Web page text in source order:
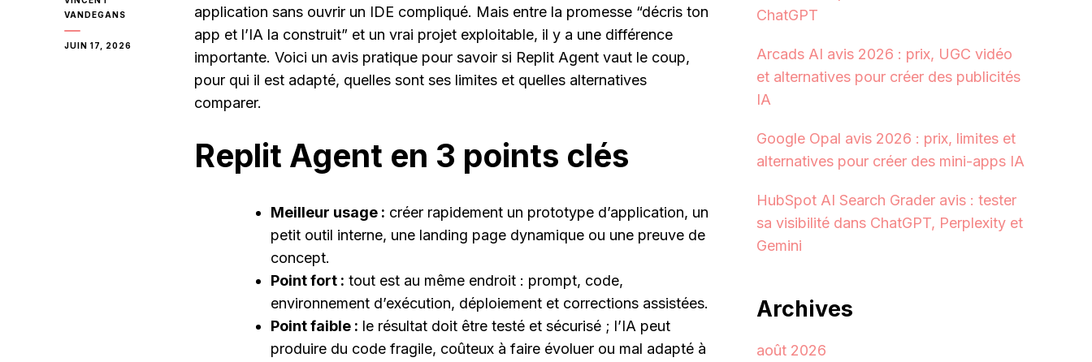
VANDEGANS
JUIN 17, 2026
application sans ouvrir un IDE compliqué. Mais entre la promesse “décris ton
app et l’IA la construit” et un vrai projet exploitable, il y a une différence
importante. Voici un avis pratique pour savoir si Replit Agent vaut le coup,
pour qui il est adapté, quelles sont ses limites et quelles alternatives
comparer.
Replit Agent en 3 points clés
Meilleur usage : créer rapidement un prototype d’application, un
petit outil interne, une landing page dynamique ou une preuve de
concept.
Point fort : tout est au même endroit : prompt, code,
environnement d’exécution, déploiement et corrections assistées.
Point faible : le résultat doit être testé et sécurisé ; l’IA peut
produire du code fragile, coûteux à faire évoluer ou mal adapté à
ChatGPT
Arcads AI avis 2026 : prix, UGC vidéo
et alternatives pour créer des publicités
IA
Google Opal avis 2026 : prix, limites et
alternatives pour créer des mini-apps IA
HubSpot AI Search Grader avis : tester
sa visibilité dans ChatGPT, Perplexity et
Gemini
Archives
août 2026